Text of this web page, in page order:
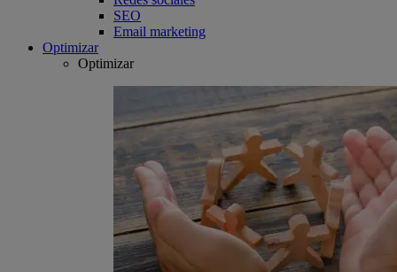
SEO
Email marketing
Optimizar
Optimizar